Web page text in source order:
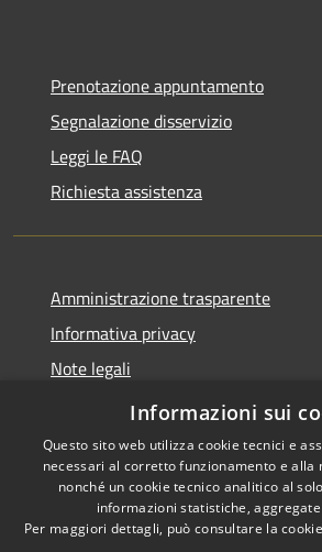
Prenotazione appuntamento
Segnalazione disservizio
Leggi le FAQ
Richiesta assistenza
Amministrazione trasparente
Informativa privacy
Note legali
Dichiarazione di accessibilità
Accessibilità
Informazioni sui
Questo sito web utilizza cookie tecnici e
necessari al corretto funzionamento e alla
nonché un cookie tecnico analitico al
informazioni statistiche,
Per maggiori dettagli, può consultare la